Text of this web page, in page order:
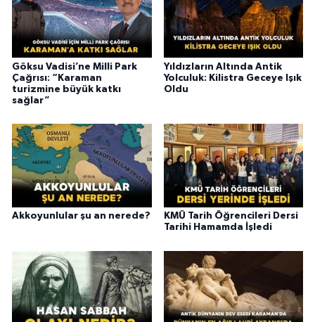
Göksu Vadisi’ne Milli Park
Çağrısı: “Karaman
turizmine büyük katkı
sağlar”
Yıldızların Altında Antik
Yolculuk: Kilistra Geceye Işık
Oldu
Akkoyunlular şu an nerede?
KMÜ Tarih Öğrencileri Dersi
Tarihi Hamamda İşledi